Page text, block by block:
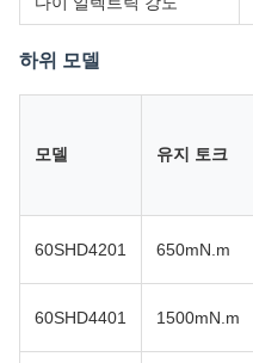
하위 모델
모델 유지 토크
60SHD4201 650mN.m
60SHD4401 1500mN.m